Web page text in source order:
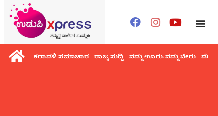
ಕರಾವಳಿ ಸಮಾಚಾರ ರಾಜ್ಯ ಸುದ್ದಿ ನಮ್ಮ ಊರು-ನಮ್ಮ ಬೇರು ದೇಶ